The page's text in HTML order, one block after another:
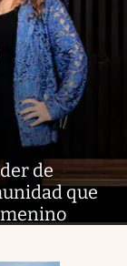
de
que